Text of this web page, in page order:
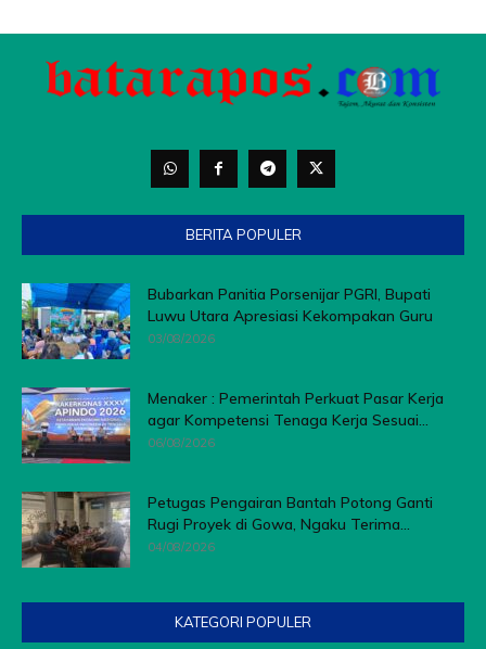
BERITA POPULER
Bubarkan Panitia Porsenijar PGRI, Bupati
Luwu Utara Apresiasi Kekompakan Guru
03/08/2026
Menaker : Pemerintah Perkuat Pasar Kerja
agar Kompetensi Tenaga Kerja Sesuai...
06/08/2026
Petugas Pengairan Bantah Potong Ganti
Rugi Proyek di Gowa, Ngaku Terima...
04/08/2026
KATEGORI POPULER